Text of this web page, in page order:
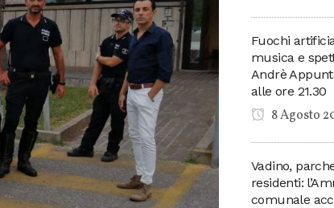
Fuochi
musica e
Andrè
alle ore 21.30
8 Agosto
Vadino,
residenti:
comunale